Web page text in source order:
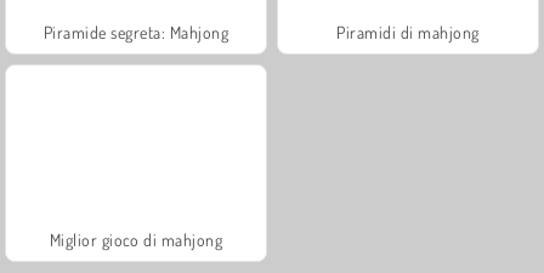
Piramide segreta: Mahjong Piramidi di mahjong
Miglior gioco di mahjong